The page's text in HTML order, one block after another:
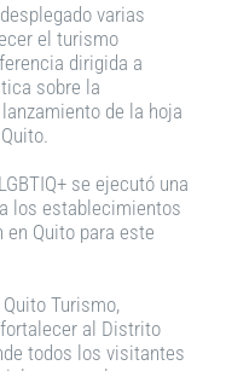
varias
el turismo
dirigida a
sobre la
de la hoja
se ejecutó una
los establecimientos
Quito para este
Turismo,
al Distrito
todos los visitantes